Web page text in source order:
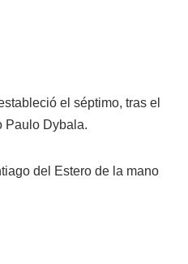
el séptimo, tras el
Paulo Dybala.
del Estero de la mano